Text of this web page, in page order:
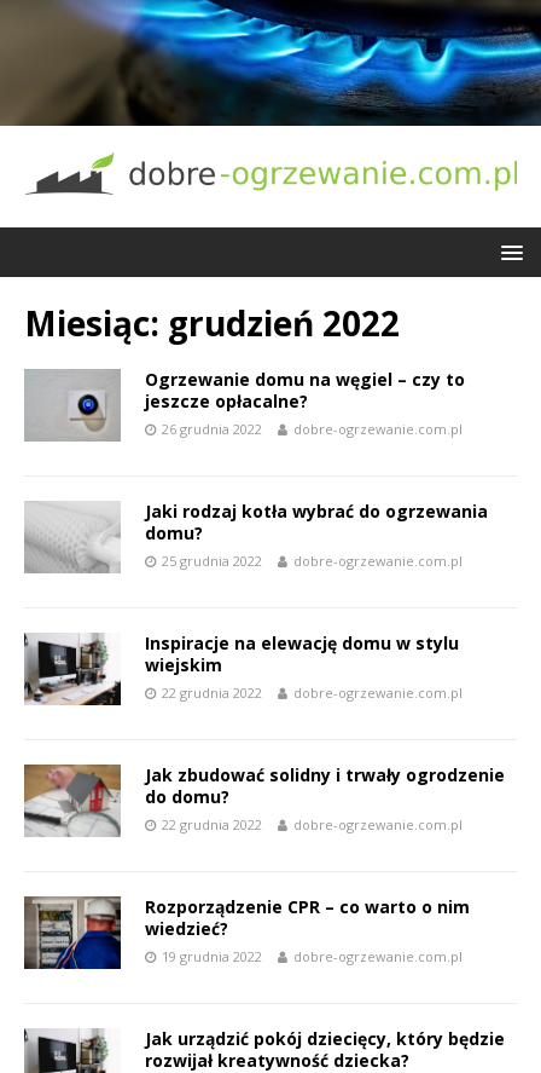
Miesiąc: grudzień 2022
Ogrzewanie domu na węgiel – czy to
jeszcze opłacalne?
26 grudnia 2022 dobre-ogrzewanie.com.pl
Jaki rodzaj kotła wybrać do ogrzewania
domu?
25 grudnia 2022 dobre-ogrzewanie.com.pl
Inspiracje na elewację domu w stylu
wiejskim
22 grudnia 2022 dobre-ogrzewanie.com.pl
Jak zbudować solidny i trwały ogrodzenie
do domu?
22 grudnia 2022 dobre-ogrzewanie.com.pl
Rozporządzenie CPR – co warto o nim
wiedzieć?
19 grudnia 2022 dobre-ogrzewanie.com.pl
Jak urządzić pokój dziecięcy, który będzie
rozwijał kreatywność dziecka?